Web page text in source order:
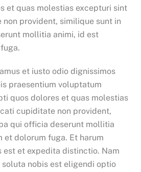
et quas molestias excepturi sint
provident, similique sunt in
mollitia animi, id est
et iusto odio dignissimos
praesentium voluptatum
quos dolores et quas molestias
cupiditate non provident,
qui officia deserunt mollitia
et dolorum fuga. Et harum
est et expedita distinctio. Nam
nobis est eligendi optio